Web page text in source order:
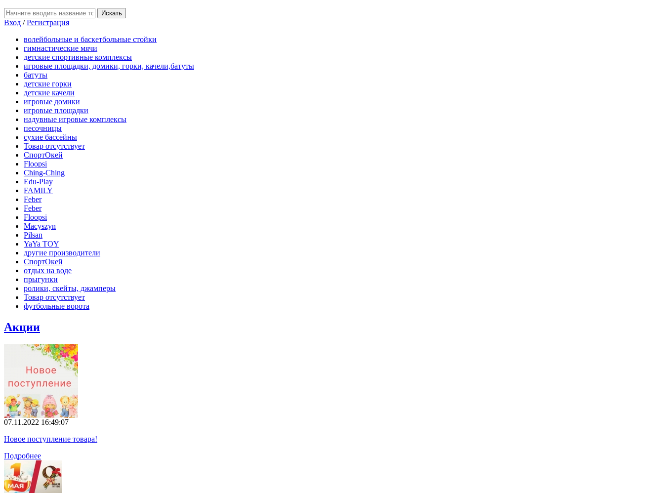
Вход /Регистрация
волейбольные и баскетбольные стойки
гимнастические мячи
детские спортивные комплексы
игровые площадки, домики, горки, качели,батуты
батуты
детские горки
детские качели
игровые домики
игровые площадки
надувные игровые комплексы
песочницы
сухие бассейны
Товар отсутствует
СпортОкей
Floopsi
Ching-Ching
Edu-Play
FAMILY
Feber
Feber
Floopsi
Macyszyn
Pilsan
YaYa TOY
другие производители
СпортОкей
отдых на воде
прыгунки
ролики, скейты, джамперы
Товар отсутствует
футбольные ворота
Акции
07.11.2022 16:49:07
Новое поступление товара!
Подробнее